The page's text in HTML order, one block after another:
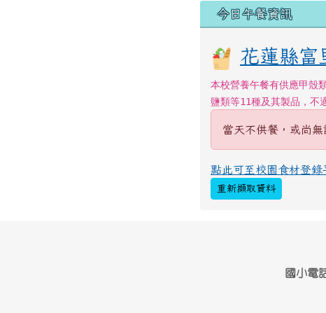
今日午餐資訊
花蓮縣
本校營養午餐有供應甲殼
鹽類等11種及其製品，不
當天不供餐，或尚無
點此可至校園食材登
重新擷取資料
國小電